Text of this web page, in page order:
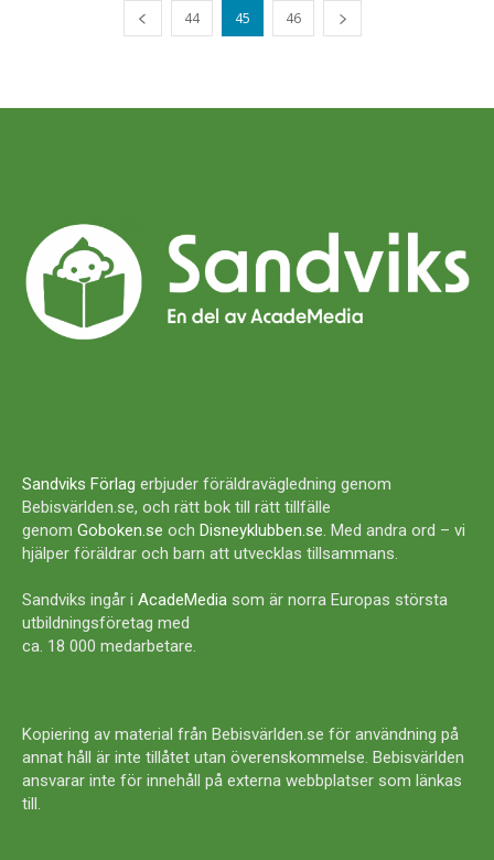
44 45 46
Sandviks Förlag erbjuder föräldravägledning genom
Bebisvärlden.se, och rätt bok till rätt tillfälle
genom Goboken.se och Disneyklubben.se. Med andra ord – vi
hjälper föräldrar och barn att utvecklas tillsammans.
Sandviks ingår i AcadeMedia som är norra Europas största
utbildningsföretag med
ca. 18 000 medarbetare.
Kopiering av material från Bebisvärlden.se för användning på
annat håll är inte tillåtet utan överenskommelse. Bebisvärlden
ansvarar inte för innehåll på externa webbplatser som länkas
till.